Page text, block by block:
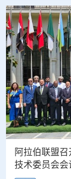
阿拉伯联盟
技术委员会